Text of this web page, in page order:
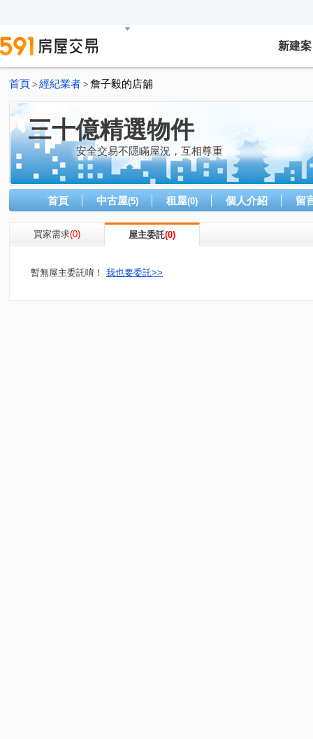
新建案
首頁 > 經紀業者 > 詹子毅的店舖
三十億精選物件
安全交易不隱瞞屋況，互相尊重
首頁 中古屋(5) 租屋(0) 個人介紹 留
買家需求(0) 屋主委託(0)
暫無屋主委託唷！ 我也要委託>>